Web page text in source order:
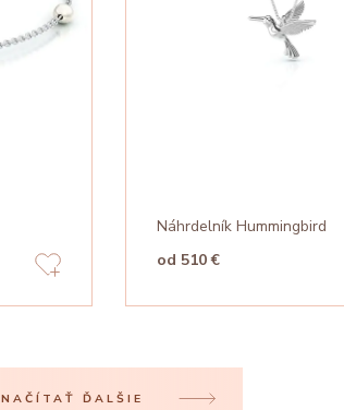
Náhrdelník Hummingbird
od 510 €
NAČÍTAŤ ĎALŠIE